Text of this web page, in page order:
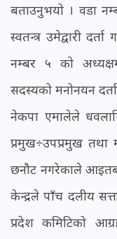
बताउनुभयो । वडा
स्वतन्त्र उमेद्वारी
नम्बर ५ को
सदस्यको मनोनयन
नेकपा एमालेले
प्रमुख÷उपप्रमुख तथा
छनौट नगरेकाले
केन्द्रले पाँच दलीय
प्रदेश कमिटिको